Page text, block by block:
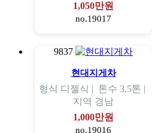
1,050만원
no.19017
9837
현대지게차
형식 디젤식 | 톤수 3.5톤 |
지역 경남
1,000만원
no.19016